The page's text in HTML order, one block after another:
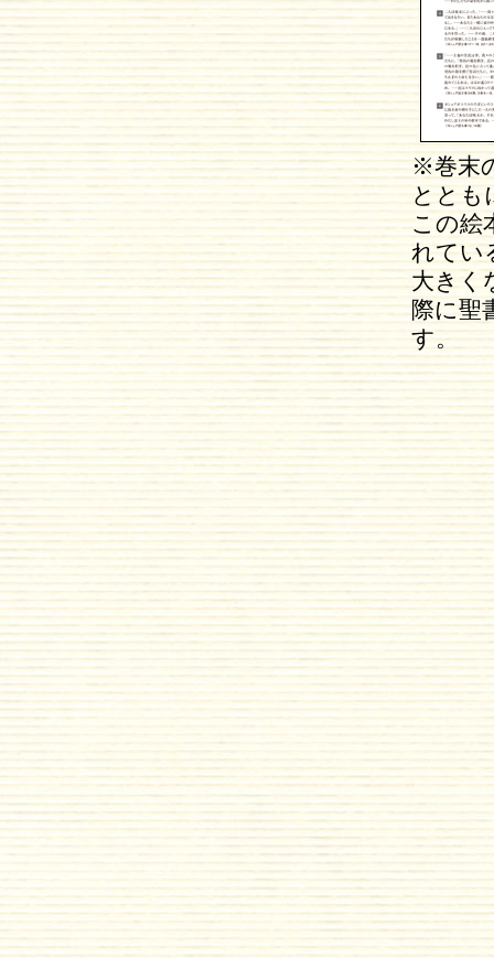
※巻末
ととも
この絵
れてい
大きく
際に聖
す。